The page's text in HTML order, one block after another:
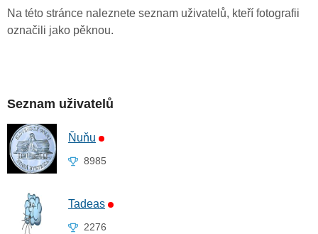
Na této stránce naleznete seznam uživatelů, kteří fotografii
označili jako pěknou.
Seznam uživatelů
Ňuňu
8985
Tadeas
2276